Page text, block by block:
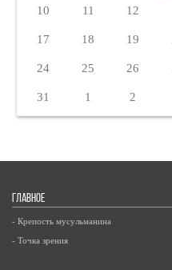
10 11 12
17 18 19
24 25 26
31 1 2
ГЛАВНОЕ
- Крепость мусульманина
- Точка зрения